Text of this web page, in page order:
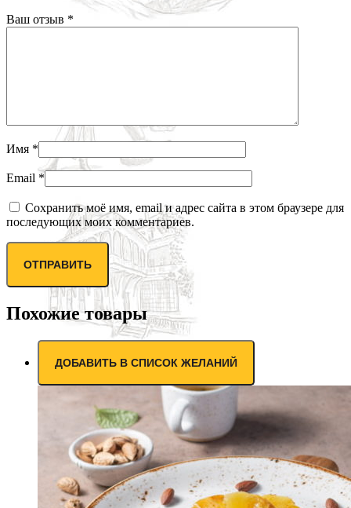
Ваш отзыв *
Имя *
Email *
Сохранить моё имя, email и адрес сайта в этом браузере для
последующих моих комментариев.
Похожие товары
ДОБАВИТЬ В СПИСОК ЖЕЛАНИЙ